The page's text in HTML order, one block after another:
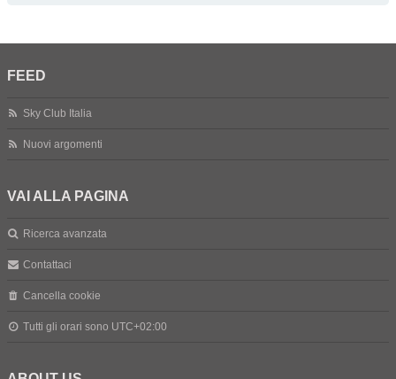
FEED
Sky Club Italia
Nuovi argomenti
VAI ALLA PAGINA
Ricerca avanzata
Contattaci
Cancella cookie
Tutti gli orari sono UTC+02:00